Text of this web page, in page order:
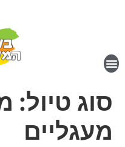
סוג טיול:
מעגליים